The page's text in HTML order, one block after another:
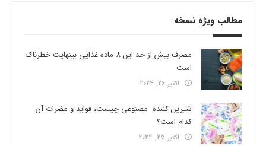
مطالب ویژه نسخه
مصرف بیش از حد این 8 ماده غذایی بینهایت خطرناک
است
اکتبر 26, 2024
شیرین کننده مصنوعی چیست، فواید و مضرات آن
کدام است؟
اکتبر 25, 2024